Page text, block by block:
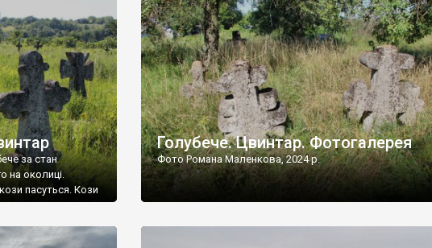
[…]
за стан
на околиці.
пасуться. Кози
кладовищ,
бо то улюблений
Голубече. Цвинтар. Фотогалерея
Фото Романа Маленкова, 2024 р.